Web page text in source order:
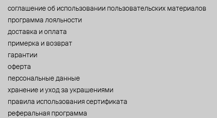
cоглашение об использовании пользовательских материалов
программа лояльности
доставка и оплата
примерка и возврат
гарантии
оферта
персональные данные
хранение и уход за украшениями
правила использования сертификата
реферальная программа